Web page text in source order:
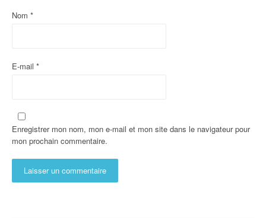
Nom *
E-mail *
Enregistrer mon nom, mon e-mail et mon site dans le navigateur pour
mon prochain commentaire.